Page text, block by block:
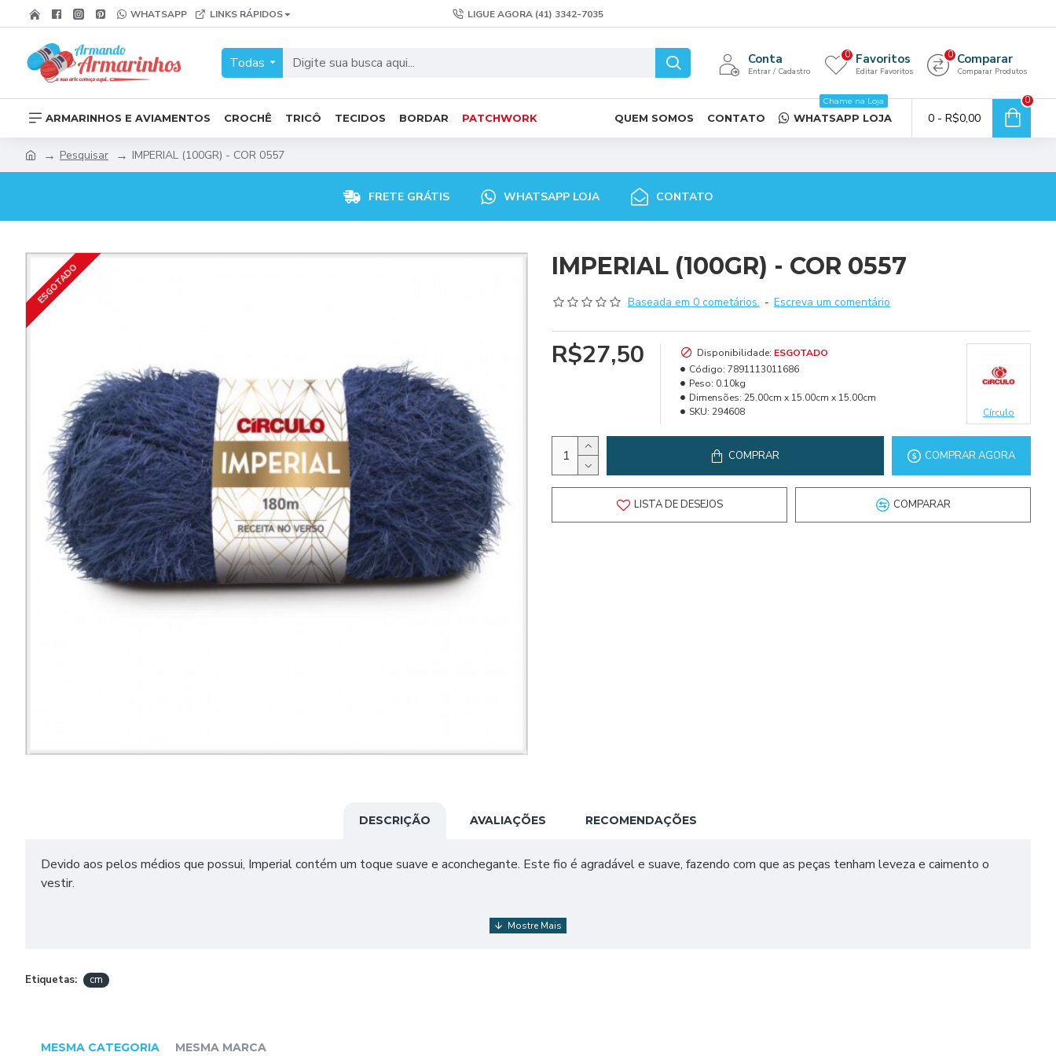
WHATSAPP LINKS RÁPIDOS LIGUE AGORA (41) 3342-7035
Todas Conta
Entrar / Cadastro
Favoritos
Editar Favoritos
0 Comparar
Comparar Produtos
0
ARMARINHOS E AVIAMENTOS CROCHÊ TRICÔ TECIDOS BORDAR PATCHWORK QUEM SOMOS CONTATO WHATSAPP LOJA
Chame na Loja
0 - R$0,00
0
Pesquisar IMPERIAL (100GR) - COR 0557
FRETE GRÁTIS WHATSAPP LOJA CONTATO
ESGOTADO IMPERIAL (100GR) - COR 0557
Baseada em 0 cometários. - Escreva um comentário
R$27,50 Disponibilidade: ESGOTADO
Código: 7891113011686
Peso: 0.10kg
Dimensões: 25.00cm x 15.00cm x 15.00cm
SKU: 294608 Círculo
COMPRAR COMPRAR AGORA
LISTA DE DESEJOS COMPARAR
DESCRIÇÃO AVALIAÇÕES RECOMENDAÇÕES
Devido aos pelos médios que possui, Imperial contém um toque suave e aconchegante. Este fio é agradável e suave, fazendo com que as peças tenham leveza e caimento o
vestir.
TEX 555
Etiquetas: cm
MESMA CATEGORIA MESMA MARCA